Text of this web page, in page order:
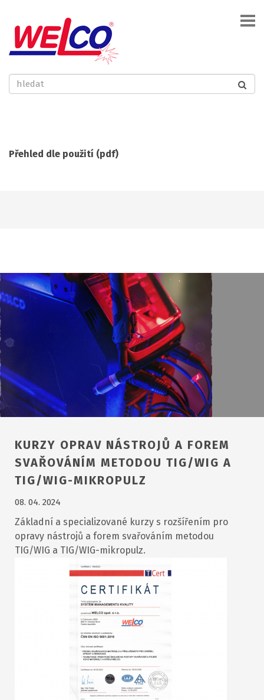
Přehled dle použití (pdf)
KURZY OPRAV NÁSTROJŮ A FOREM
SVAŘOVÁNÍM METODOU TIG/WIG A
TIG/WIG-MIKROPULZ
08. 04. 2024
Základní a specializované kurzy s rozšířením pro
opravy nástrojů a forem svařováním metodou
TIG/WIG a TIG/WIG-mikropulz.